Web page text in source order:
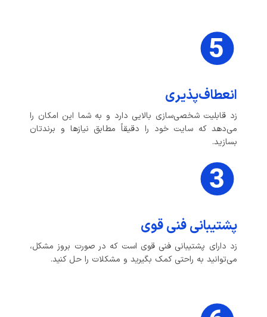
انعطاف‌پذیری
زد قابلیت شخصی‌سازی بالایی دارد و به شما این امکان را
می‌دهد که سایت خود را دقیقاً مطابق نیازها و برندتان
بسازید.
پشتیبانی فنی قوی
زد دارای پشتیبانی فنی قوی است که در صورت بروز مشکل،
می‌توانید به راحتی کمک بگیرید و مشکلات را حل کنید.